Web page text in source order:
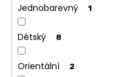
Jednobarevný 1
Dětský 8
Orientální 2